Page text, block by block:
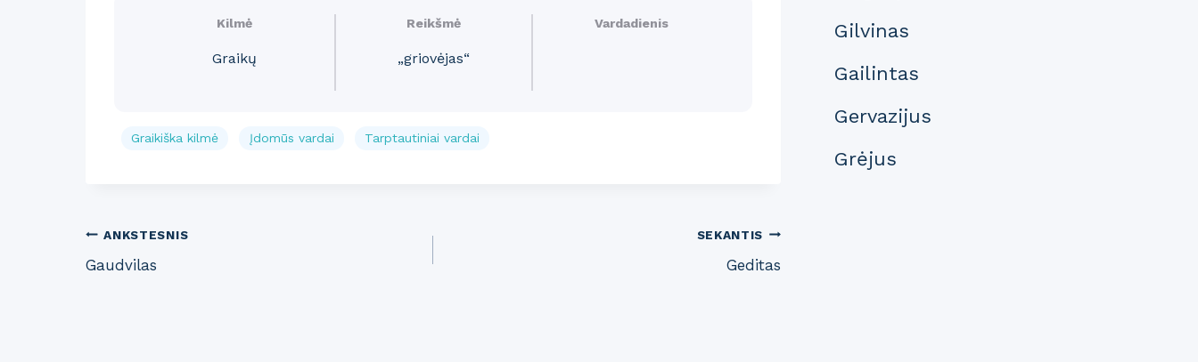
Kilmė
Graikų
Reikšmė
„griovėjas“
Vardadienis
Graikiška kilmė Įdomūs vardai Tarptautiniai vardai
Post
navigation
ANKSTESNIS
Gaudvilas
SEKANTIS
Geditas
Gilvinas
Gailintas
Gervazijus
Grėjus